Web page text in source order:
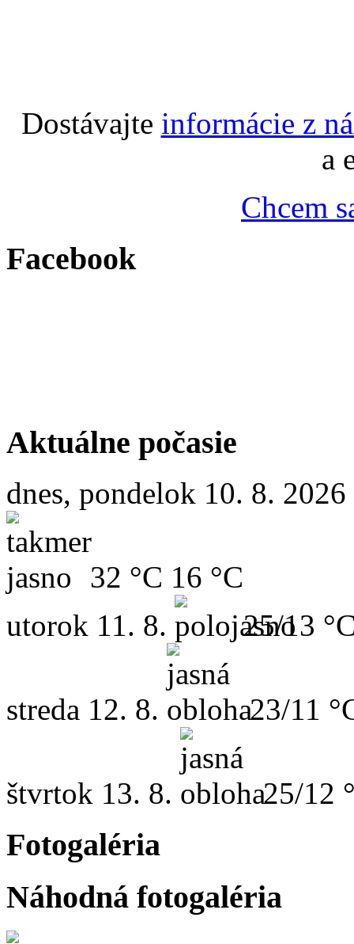
Dostávajte informácie z
a
Chcem
Facebook
Aktuálne počasie
dnes, pondelok 10. 8. 2026
32 °C 16 °C
utorok 11. 8. 25/13
streda 12. 8. 23/11
štvrtok 13. 8. 25/12
Fotogaléria
Náhodná fotogaléria